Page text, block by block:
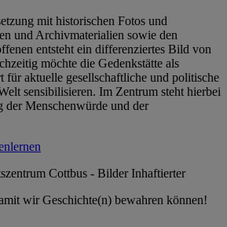
mit historischen Fotos und
und Archivmaterialien sowie den
entsteht ein differenziertes Bild von
möchte die Gedenkstätte als
für aktuelle gesellschaftliche und politische
sensibilisieren. Im Zentrum steht hierbei
der Menschenwürde und der
wir Geschichte(n) bewahren können!